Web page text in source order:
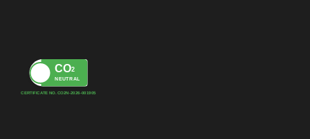
CO2
NEUTRAL
CERTIFICATE NO. CO2N-2026-001905